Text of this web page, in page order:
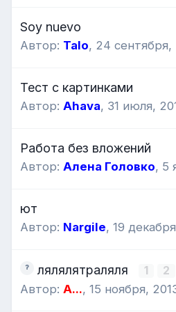
Soy nuevo
Автор: Talo, 24 сентября,
Тест с картинками
Автор: Ahava, 31 июля,
Работа без вложений
Автор: Алена Головко, 5
ют
Автор: Nargile, 19
лялялятраляля 1 2
Автор: A..., 15 ноября,